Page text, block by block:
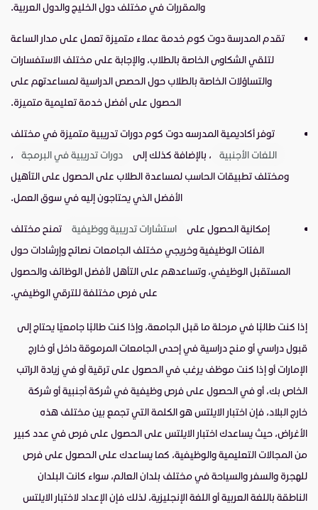
والمقررات في مختلف دول الخليج والدول العربية.
تقدم المدرسة دوت كوم خدمة عملاء متميزة تعمل على مدار الساعة
لتلقي الشكاوى الخاصة بالطلاب، والإجابة على مختلف الاستفسارات
والتساؤلات الخاصة بالطلاب حول الحصص الدراسية لمساعدتهم على
الحصول على أفضل خدمة تعليمية متميزة.
توفر أكاديمية المدرسه دوت كوم دورات تدريبية متميزة في مختلف
اللغات الأجنبية
، بالإضافة كذلك إلى دورات تدريبية في البرمجة
،
ومختلف تطبيقات الحاسب لمساعدة الطلاب على الحصول على التأهيل
الأفضل الذي يحتاجون إليه في سوق العمل.
إمكانية الحصول على استشارات تدريبية ووظيفية
تمنح مختلف
الفئات الوظيفية وخريجي مختلف الجامعات نصائح وإرشادات حول
المستقبل الوظيفي، وتساعدهم على التأهل لأفضل الوظائف والحصول
على فرص مختلفة للترقي الوظيفي.
إذا كنت طالبًا في مرحلة ما قبل الجامعة، وإذا كنت طالبًا جامعيًا يحتاج إلى
قبول دراسي أو منح دراسية في إحدى الجامعات المرموقة داخل أو خارج
الإمارات أو إذا كنت موظف يرغب في الحصول على ترقية أو في زيادة الراتب
الخاص بك، أو في الحصول على فرص وظيفية في شركة أجنبية أو شركة
خارج البلاد، فإن اختبار الايلتس هو الكلمة التي تجمع بين مختلف هذه
الأغراض، حيث يساعدك اختبار الايلتس على الحصول على فرص في عدد كبير
من المجالات التعليمية والوظيفية، كما يساعدك على الحصول على فرص
للهجرة والسفر والسياحة في مختلف بلدان العالم، سواء كانت البلدان
الناطقة باللغة العربية أو اللغة الإنجليزية، لذلك فإن الإعداد لاختبار الايلتس